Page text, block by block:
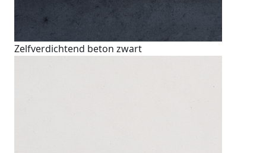
Zelfverdichtend beton zwart